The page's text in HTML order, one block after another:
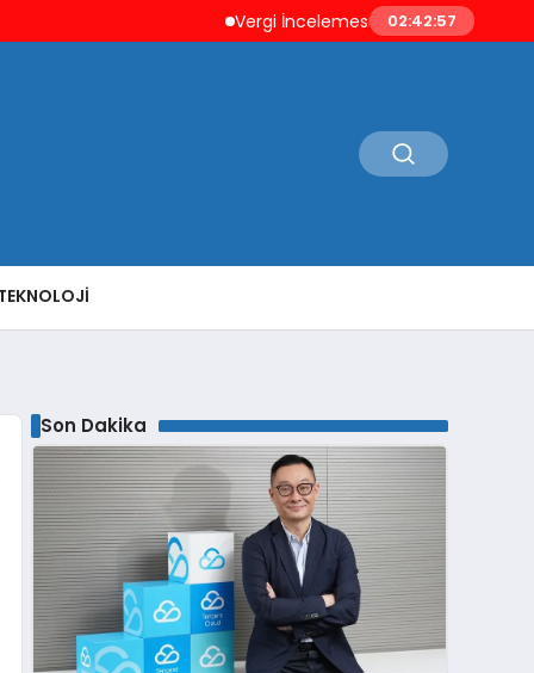
Vergi İncelemesi Öncesi Mükellefe Düzeltme
02:42:58
Son Dakika